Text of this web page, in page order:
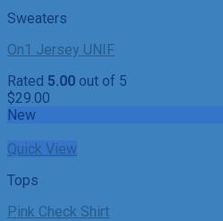
Sweaters
On1 Jersey UNIF
Rated 5.00 out of 5
$29.00
New
Quick View
Tops
Pink Check Shirt